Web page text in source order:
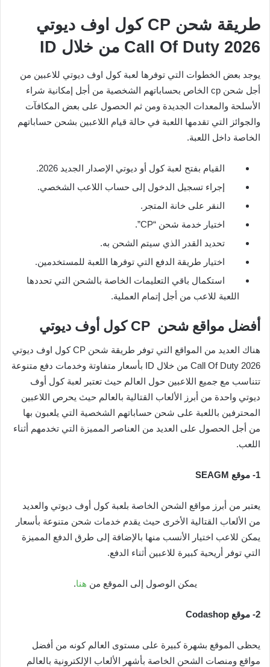
طريقة شحن CP كول اوف ديوتي
Call Of Duty 2026 من خلال ID
يوجد بعض الخطوات التي توفرها لعبة كول اوف ديوتي للاعبين من
أجل شحن cp الخاص بحساباتهم الشخصية من أجل إمكانية شراء
الأسلحة والمعدات الجديدة ومن ثم الحصول على بعض المكافآت
والجوائز التي تقدمها اللعبة في حالة قيام اللاعبين بشحن حساباتهم
الخاصة داخل اللعبة.
القيام بفتح لعبة كول أو ديوتي الإصدار الجديد 2026.
إجراء تسجيل الدخول إلى حساب اللاعب الشخصي.
النقر على خانة المتجر.
اختيار خدمة شحن “CP”.
تحديد القدر الذي سيتم الشحن به.
اختيار طريقة الدفع التي توفرها اللعبة للمستخدمين.
استكمال باقي التعليمات الخاصة بالشحن التي تحددها
اللعبة للاعب من أجل إتمام العملية.
أفضل مواقع شحن CP كول أوف ديوتي
هناك العديد من المواقع التي توفر طريقة شحن CP كول اوف ديوتي
Call Of Duty 2026 من خلال ID بأسعار متفاوتة وخدمات دفع متنوعة
تتناسب مع جميع اللاعبين حول العالم حيث تعتبر لعبة كول أوف
ديوتي واحدة من أبرز الألعاب القتالية بالعالم حيث يحرص اللاعبين
المحترفين باللعبة على شحن حساباتهم الشخصية التي يلعبون بها
من أجل الحصول على العديد من العناصر المميزة التي تخدمهم أثناء
اللعب.
1- موقع SEAGM
يعتبر من أبرز مواقع الشحن الخاصة بلعبة كول أوف ديوتي والعديد
من الألعاب القتالية الأخرى حيث يقدم خدمات شحن متنوعة بأسعار
يمكن للاعب اختيار الأنسب منها بالإضافة إلى طرق الدفع المميزة
التي توفر أريحية كبيرة للاعبين أثناء الدفع.
يمكن الوصول إلى الموقع من هنا.
2- موقع Codashop
يحظى الموقع بشهرة كبيرة على مستوى العالم كونه من أفضل
مواقع ومنصات الشحن الخاصة بأشهر الألعاب الإلكترونية بالعالم